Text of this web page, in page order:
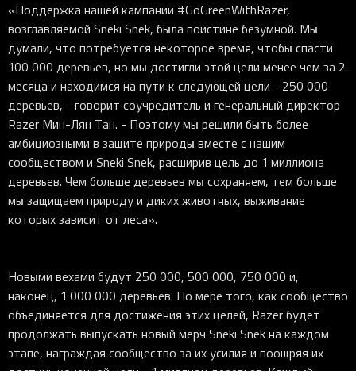
«Поддержка нашей кампании #GoGreenWithRazer,
возглавляемой Sneki Snek, была поистине безумной. Мы
думали, что потребуется некоторое время, чтобы спасти
100 000 деревьев, но мы достигли этой цели менее чем за 2
месяца и находимся на пути к следующей цели - 250 000
деревьев, - говорит соучредитель и генеральный директор
Razer Мин-Лян Тан. - Поэтому мы решили быть более
амбициозными в защите природы вместе с нашим
сообществом и Sneki Snek, расширив цель до 1 миллиона
деревьев. Чем больше деревьев мы сохраняем, тем больше
мы защищаем природу и диких животных, выживание
которых зависит от леса».
Новыми вехами будут 250 000, 500 000, 750 000 и,
наконец, 1 000 000 деревьев. По мере того, как сообщество
объединяется для достижения этих целей, Razer будет
продолжать выпускать новый мерч Sneki Snek на каждом
этапе, награждая сообщество за их усилия и поощряя их